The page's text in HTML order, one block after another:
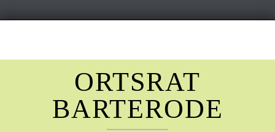
content
ORTSRAT
BARTERODE